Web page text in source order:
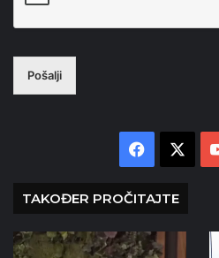
Pošalji
Facebook
TAKOĐER PROČITAJTE